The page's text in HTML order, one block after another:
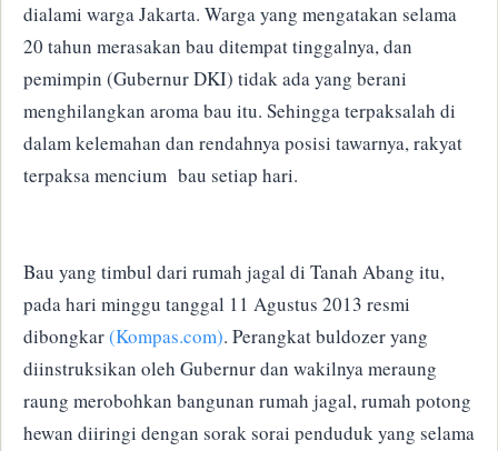
dialami warga Jakarta. Warga yang mengatakan selama
20 tahun merasakan bau ditempat tinggalnya, dan
pemimpin (Gubernur DKI) tidak ada yang berani
menghilangkan aroma bau itu. Sehingga terpaksalah di
dalam kelemahan dan rendahnya posisi tawarnya, rakyat
terpaksa mencium bau setiap hari.
Bau yang timbul dari rumah jagal di Tanah Abang itu,
pada hari minggu tanggal 11 Agustus 2013 resmi
dibongkar(Kompas.com). Perangkat buldozer yang
diinstruksikan oleh Gubernur dan wakilnya meraung
raung merobohkan bangunan rumah jagal, rumah potong
hewan diiringi dengan sorak sorai penduduk yang selama